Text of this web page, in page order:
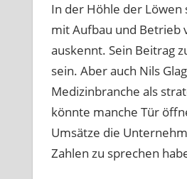
In der Höhle der Löwen
mit Aufbau und Betrieb
auskennt. Sein Beitrag
sein. Aber auch Nils
Medizinbranche als
könnte manche Tür
Umsätze die
Zahlen zu sprechen